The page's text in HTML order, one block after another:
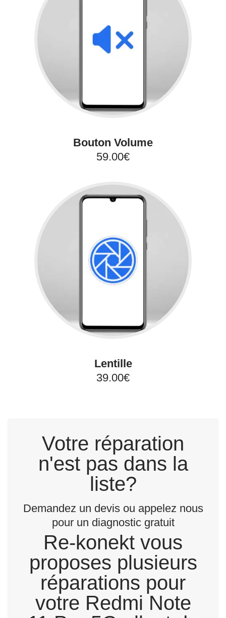
Bouton Volume
59.00€
Lentille
39.00€
Votre réparation
n'est pas dans la
liste?
Demandez un devis ou appelez nous
pour un diagnostic gratuit
Re-konekt vous
proposes plusieurs
réparations pour
votre Redmi Note